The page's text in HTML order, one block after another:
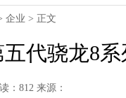
企业 > 正文
代骁龙8
：812 来源：